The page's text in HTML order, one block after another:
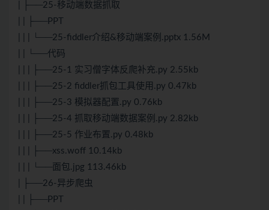
| ├──25-移动端数据抓取
| | ├──PPT
| | | └──25-fiddler介绍&移动端案例.pptx 1.56M
| | └──代码
| | | ├──25-1 实习僧字体反爬补充.py 2.55kb
| | | ├──25-2 fiddler抓包工具使用.py 0.47kb
| | | ├──25-3 模拟器配置.py 0.76kb
| | | ├──25-4 抓取移动端数据案例.py 2.82kb
| | | ├──25-5 作业布置.py 0.48kb
| | | ├──xss.woff 10.14kb
| | | └──面包.jpg 113.46kb
| ├──26-异步爬虫
| | ├──PPT